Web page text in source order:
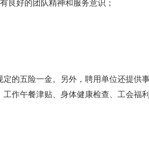
良好的团队精神和服务意识；
的五险一金。另外，聘用单位还提供
作午餐津贴、身体健康检查、工会福利